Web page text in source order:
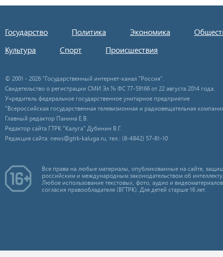
Государство Политика Экономика
Культура
Спорт Происшествия
© 2001 - 2026 "Государственный интернет-канал "Россия".
Свидетельство о регистрации СМИ Эл № ФС 77-59166 от 22 августа 2014 года.
Учредитель федеральное государственное унитарное предприятие
"Всероссийская государственная телевизионная и радиовещательная
Главный редактор Панина Е.В.
Редактор сайта ГТРК "Калуга" Дубинин В.Г.
Редакция сайта: news@gtrk-kaluga.ru, тел.: (8-4842) 57-81-10
Все права на любые материалы, опубликованные на сайте,
российским и международным законодательством об
Любое использование текстовых, фото, аудио и
согласия правообладателя (ВГТРК). Для детей старше 16 лет.